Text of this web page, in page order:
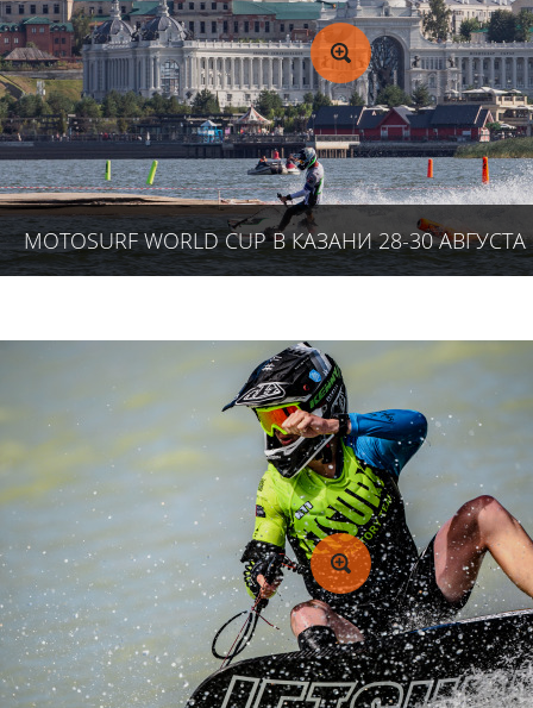
MOTOSURF WORLD CUP В КАЗАНИ 28-30 АВГУСТА